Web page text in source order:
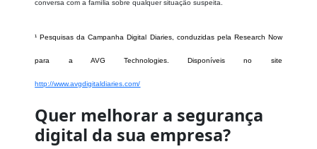
conversa com a família sobre qualquer situação suspeita.
¹ Pesquisas da Campanha Digital Diaries, conduzidas pela Research Now
para a AVG Technologies. Disponíveis no site
http://www.avgdigitaldiaries.com/
Quer melhorar a segurança
digital da sua empresa?